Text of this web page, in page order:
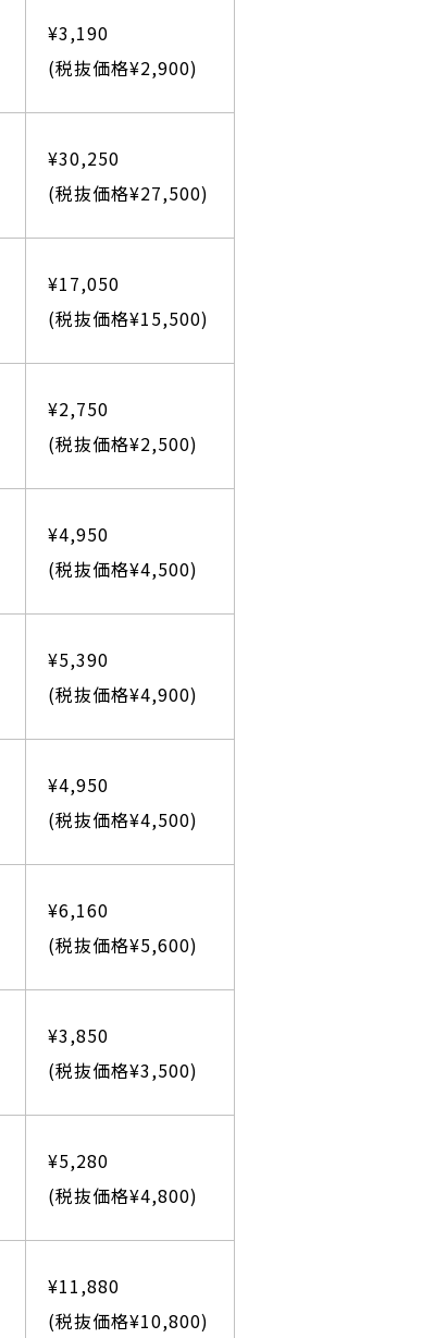
¥3,190
(税抜価格¥2,900)
¥30,250
(税抜価格¥27,500)
¥17,050
(税抜価格¥15,500)
¥2,750
(税抜価格¥2,500)
¥4,950
(税抜価格¥4,500)
¥5,390
(税抜価格¥4,900)
¥4,950
(税抜価格¥4,500)
¥6,160
(税抜価格¥5,600)
¥3,850
(税抜価格¥3,500)
¥5,280
(税抜価格¥4,800)
¥11,880
(税抜価格¥10,800)